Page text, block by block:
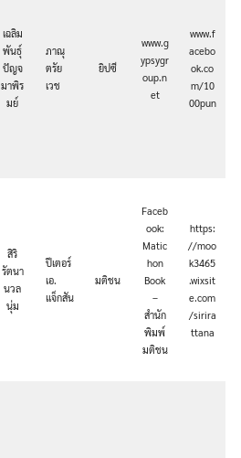
เฉลิม
พันธุ์
ปัญจ
มาพิร
มย์
ภาณุ
ตรัย
เวช
ยิปซี
www.g
ypsygr
oup.n
et
www.f
acebo
ok.co
m/10
00pun
สิริ
รัตนา
นวล
นุ่ม
ปีเตอร์
เอ.
แจ็กสัน
มติชน
Faceb
ook:
Matic
hon
Book
–
สำนัก
พิมพ์
มติชน
https:
//moo
k3465
.wixsit
e.com
/sirira
ttana